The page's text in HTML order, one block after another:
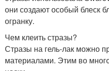
они создают особый блеск
огранку.
Чем клеить стразы?
Стразы на гель-лак можно
материалами. Этим во